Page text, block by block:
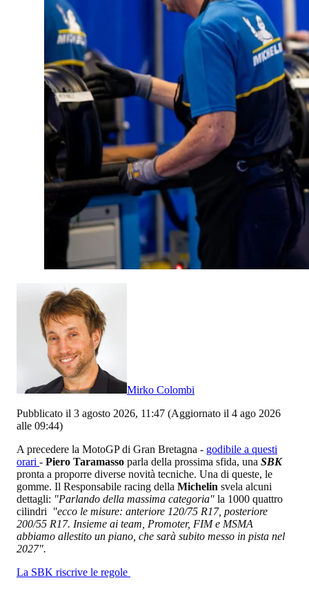
Mirko Colombi
Pubblicato il 3 agosto 2026, 11:47 (Aggiornato il 4 ago 2026
alle 09:44)
A precedere la MotoGP di Gran Bretagna - godibile a questi
orari - Piero Taramasso parla della prossima sfida, una SBK
pronta a proporre diverse novità tecniche. Una di queste, le
gomme. Il Responsabile racing della Michelin svela alcuni
dettagli: "Parlando della massima categoria" la 1000 quattro
cilindri
"ecco le misure: anteriore 120/75 R17, posteriore
200/55 R17. Insieme ai team, Promoter, FIM e MSMA
abbiamo allestito un piano, che sarà subito messo in pista nel
2027".
La SBK riscrive le regole